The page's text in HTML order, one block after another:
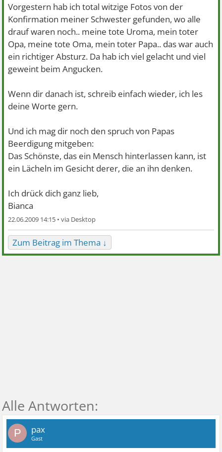
Vorgestern hab ich total witzige Fotos von der
Konfirmation meiner Schwester gefunden, wo alle
drauf waren noch.. meine tote Uroma, mein toter
Opa, meine tote Oma, mein toter Papa.. das war auch
ein richtiger Absturz. Da hab ich viel gelacht und viel
geweint beim Angucken.
Wenn dir danach ist, schreib einfach wieder, ich les
deine Worte gern.
Und ich mag dir noch den spruch von Papas
Beerdigung mitgeben:
Das Schönste, das ein Mensch hinterlassen kann, ist
ein Lächeln im Gesicht derer, die an ihn denken.
Ich drück dich ganz lieb,
Bianca
22.06.2009 14:15 •
Zum Beitrag im Thema ↓
P pax
Gast